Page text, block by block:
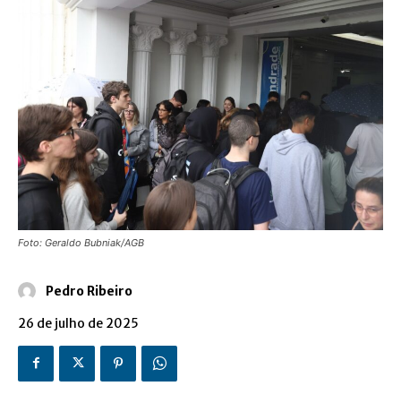
Foto: Geraldo Bubniak/AGB
Pedro Ribeiro
26 de julho de 2025